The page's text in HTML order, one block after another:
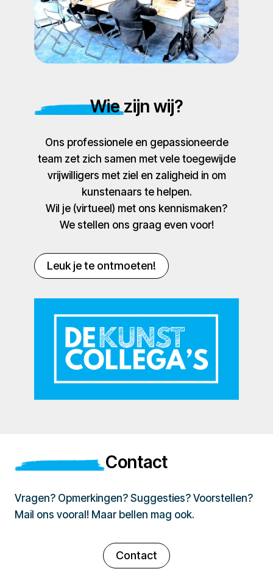
Wie zijn wij?
Ons professionele en gepassioneerde
team zet zich samen met vele toegewijde
vrijwilligers met ziel en zaligheid in om
kunstenaars te helpen.
Wil je (virtueel) met ons kennismaken?
We stellen ons graag even voor!
Leuk je te ontmoeten!
Contact
Vragen? Opmerkingen? Suggesties? Voorstellen?
Mail ons vooral! Maar bellen mag ook.
Contact